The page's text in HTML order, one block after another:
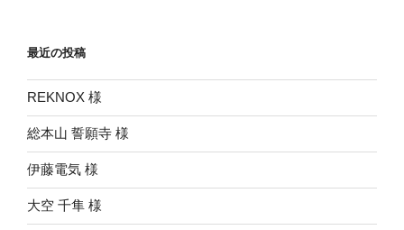
ー
シ
ョ
ン
最近の投稿
REKNOX 様
総本山 誓願寺 様
伊藤電気 様
大空 千隼 様